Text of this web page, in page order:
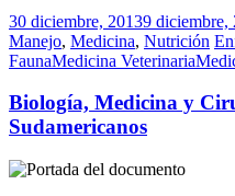
30 diciembre, 20139 diciembre,
Manejo, Medicina, Nutrición
FaunaMedicina Veterinaria
Biología, Medicina y
Sudamericanos